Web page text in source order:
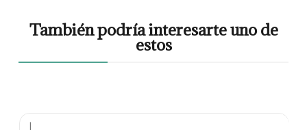
También podría interesarte uno de
estos